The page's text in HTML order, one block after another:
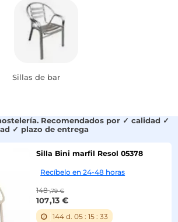
Sillas de bar
Recomendados por ✓ calidad ✓
✓ plazo de entrega
Silla Bini marfil Resol 05378
Recíbelo en 24-48 horas
148 ,79 €
107,13 €
144 d. 05 :15 :32